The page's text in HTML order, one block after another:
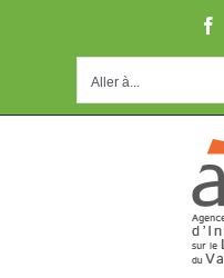
Aller à...